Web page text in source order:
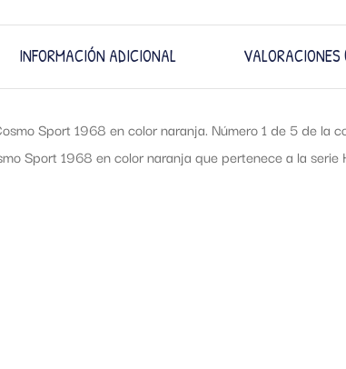
INFORMACIÓN ADICIONAL
Sport 1968 en color naranja. Número 1 de 5 de la
Sport 1968 en color naranja que pertenece a la